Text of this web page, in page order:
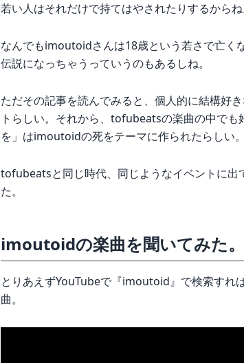
若い人はそれだけで持てはやされたりするからね
なんでもimoutoidさんは18歳という若さで亡く
伝説になっちゃうっていうのもあるしね。
ただその記事を読んでみると、個人的に結構好
トらしい。それから、tofubeatsの楽曲の中で
を」はimoutoidの死をテーマに作られたらしい。
tofubeatsと同じ時代、同じようなイベントに出
た。
imoutoidの楽曲を聞いてみた。
とりあえずYouTubeで『imoutoid』で検索すれ
曲。